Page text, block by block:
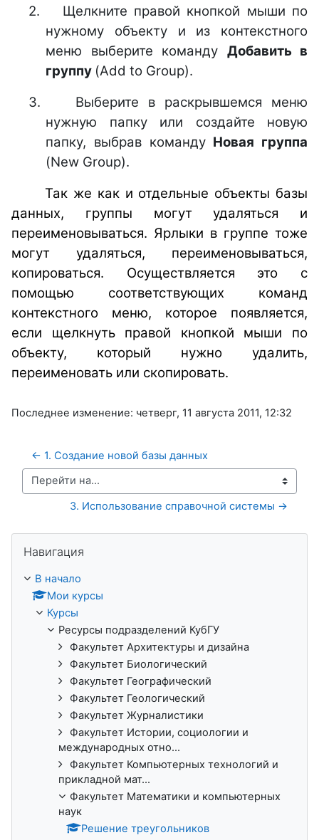
2.
Щелкните правой кнопкой мыши по
нужному объекту и из контекстного
меню выберите команду Добавить в
группу (Add to Group).
3.
Выберите в раскрывшемся меню
нужную папку или создайте новую
папку, выбрав команду Новая группа
(New Group).
Так же как и отдельные объекты базы
данных, группы могут удаляться и
переименовываться. Ярлыки в группе тоже
могут удаляться, переименовываться,
копироваться. Осуществляется это с
помощью соответствующих команд
контекстного меню, которое появляется,
если щелкнуть правой кнопкой мыши по
объекту, который нужно удалить,
переименовать или скопировать.
Последнее изменение: четверг, 11 августа 2011, 12:32
← 1. Создание новой базы данных
Перейти на...
3. Использование справочной системы →
Навигация
В начало
Мои курсы
Курсы
Ресурсы подразделений КубГУ
Факультет Архитектуры и дизайна
Факультет Биологический
Факультет Географический
Факультет Геологический
Факультет Журналистики
Факультет Истории, социологии и
международных отно...
Факультет Компьютерных технологий и
прикладной мат...
Факультет Математики и компьютерных
наук
Решение треугольников